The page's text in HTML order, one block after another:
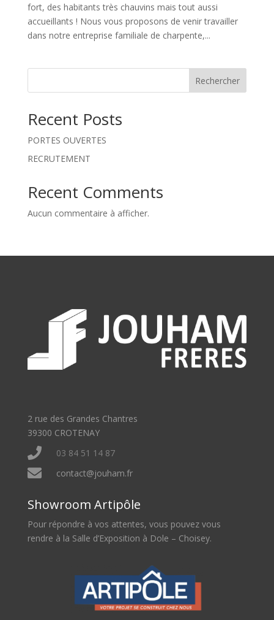
fort, des habitants très chauvins mais tout aussi
accueillants ! Nous vous proposons de venir travailler
dans notre entreprise familiale de charpente,...
Rechercher
Recent Posts
PORTES OUVERTES
RECRUTEMENT
Recent Comments
Aucun commentaire à afficher.
2 rue des Grandes Chantres
39300 CROTENAY
 03 84 51 14 87
 contact@jouham.fr
Showroom Artipôle
Pour répondre à vos attentes, vous pouvez vous
rendre à la Salle d’Exposition à Dole – Choisey.